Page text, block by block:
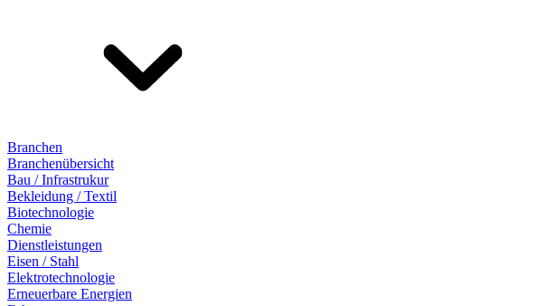
Branchen
Branchenübersicht
Bau / Infrastrukur
Bekleidung / Textil
Biotechnologie
Chemie
Dienstleistungen
Eisen / Stahl
Elektrotechnologie
Erneuerbare Energien